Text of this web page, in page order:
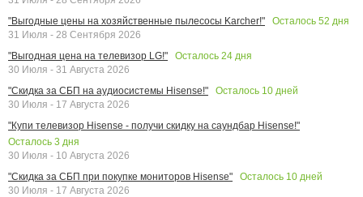
"Выгодные цены на хозяйственные пылесосы Karcher!"
Осталось 52 дня
31 Июля - 28 Сентября 2026
"Выгодная цена на телевизор LG!"
Осталось 24 дня
30 Июля - 31 Августа 2026
"Скидка за СБП на аудиосистемы Hisense!"
Осталось 10 дней
30 Июля - 17 Августа 2026
"Купи телевизор Hisense - получи скидку на саундбар Hisense!"
Осталось 3 дня
30 Июля - 10 Августа 2026
"Скидка за СБП при покупке мониторов Hisense"
Осталось 10 дней
30 Июля - 17 Августа 2026